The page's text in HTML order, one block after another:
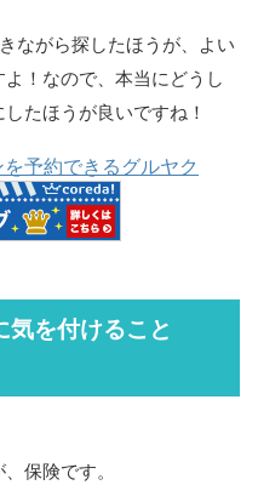
ながら探したほうが、よい
！なので、本当にどうし
たほうが良いですね！
予約できるグルヤク
気を付けること
保険です。